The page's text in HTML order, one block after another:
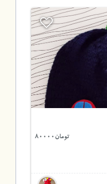
تومان80000